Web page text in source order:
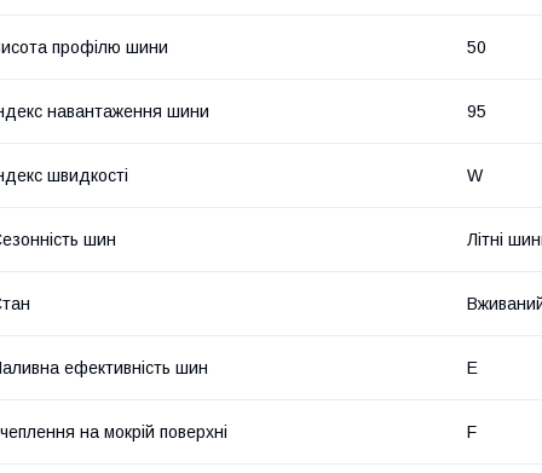
профілю шини 50
навантаження шини 95
швидкості W
шин Літні
ефективність шин E
на мокрій поверхні F